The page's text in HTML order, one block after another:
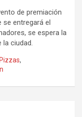
de premiación
entregará el
se espera la
la ciudad.
,